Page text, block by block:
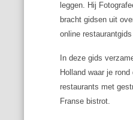
leggen. Hij
bracht gidsen uit
online
In deze gids
Holland waar je
restaurants met
Franse bistrot.